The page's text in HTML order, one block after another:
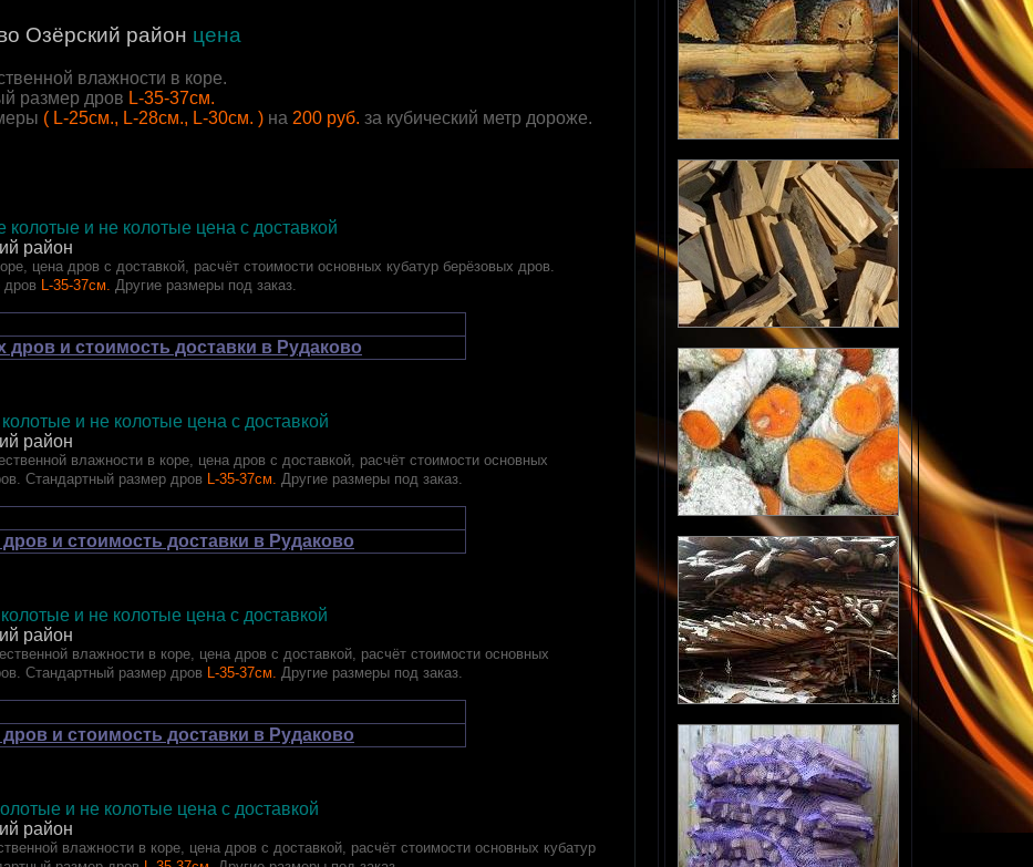
Озёрский район цена
влажности в коре.
размер дров L-35-37см.
( L-25см., L-28см., L-30см. ) на 200 руб. за кубический метр дороже.
и не колотые цена с доставкой
район
цена дров с доставкой, расчёт стоимости основных кубатур берёзовых дров.
дров
L-35-37см. Другие размеры под заказ.
дров и стоимость доставки в Рудаково
и не колотые цена с доставкой
район
влажности в коре, цена дров с доставкой, расчёт стоимости основных
Стандартный размер дров
L-35-37см. Другие размеры под заказ.
и стоимость доставки в Рудаково
и не колотые цена с доставкой
район
влажности в коре, цена дров с доставкой, расчёт стоимости основных
Стандартный размер дров
L-35-37см. Другие размеры под заказ.
и стоимость доставки в Рудаково
колотые и не колотые цена с доставкой
район
влажности в коре, цена дров с доставкой, расчёт стоимости основных кубатур